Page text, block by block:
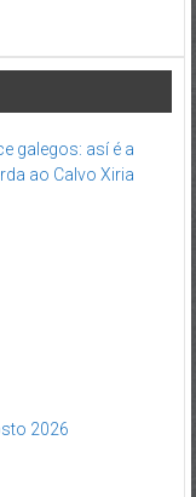
galegos: así é a
ao Calvo Xiria
2026